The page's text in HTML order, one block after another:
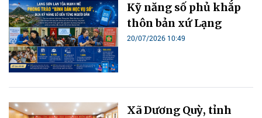
Kỹ năng số phủ khắp
thôn bản xứ Lạng
20/07/2026 10:49
Xã Dương Quỳ, tỉnh